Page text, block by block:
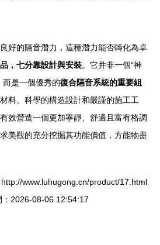
好的隔音潛力，這種潛力能否轉化為卓
，七分靠設計與安裝。它并非一個“神
而是一個優秀的復合隔音系統的重要組
料、科學的構造設計和嚴謹的施工工
效營造一個更加寧靜、舒適且富有格調
美觀的充分挖掘其功能價值，方能物盡
www.luhugong.cn/product/17.html
：2026-08-06 12:54:17